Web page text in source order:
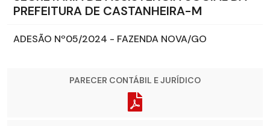
PREFEITURA DE CASTANHEIRA-M
ADESÃO Nº05/2024 - FAZENDA NOVA/GO
PARECER CONTÁBIL E JURÍDICO